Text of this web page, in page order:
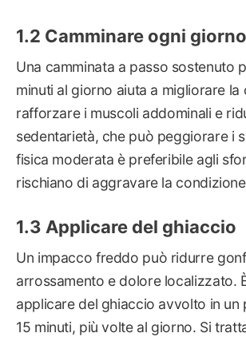
Camminare ogni giorno
Una camminata a passo sostenuto
minuti al giorno aiuta a migliorare la
rafforzare i muscoli addominali e
sedentarietà, che può peggiorare i
fisica moderata è preferibile agli
rischiano di aggravare la
Applicare del ghiaccio
Un impacco freddo può ridurre
arrossamento e dolore localizzato.
applicare del ghiaccio avvolto in un
15 minuti, più volte al giorno. Si